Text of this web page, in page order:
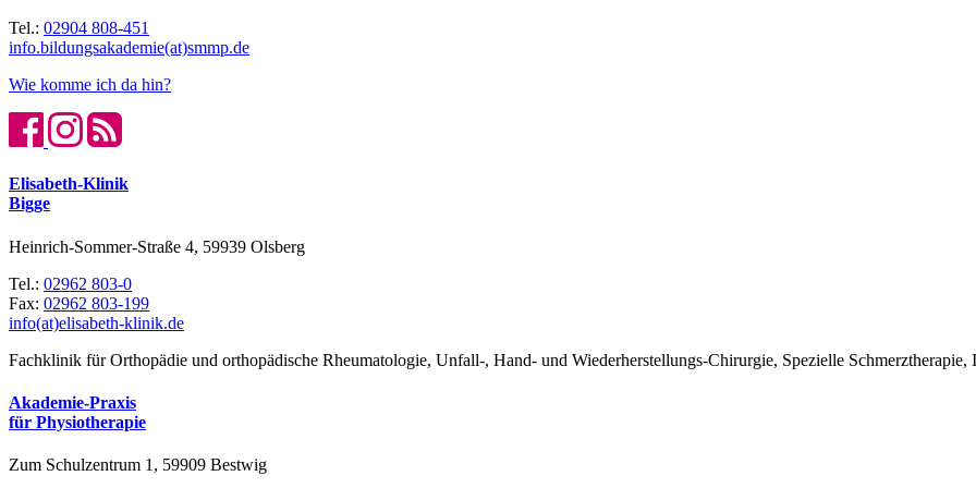
Tel.: 02904 808-451
info.bildungsakademie(at)smmp.de
Wie komme ich da hin?
Elisabeth-Klinik
Bigge
Heinrich-Sommer-Straße 4, 59939 Olsberg
Tel.: 02962 803-0
Fax: 02962 803-199
info(at)elisabeth-klinik.de
Fachklinik für Orthopädie und orthopädische Rheumatologie, Unfall-, Hand- und Wiederherstellungs-Chirurgie, Spezielle
Akademie-Praxis
für Physiotherapie
Zum Schulzentrum 1, 59909 Bestwig